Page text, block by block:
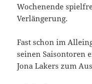
Wochenende
Verlängerung.
Fast schon im
seinen Saisontoren
Jona Lakers zum